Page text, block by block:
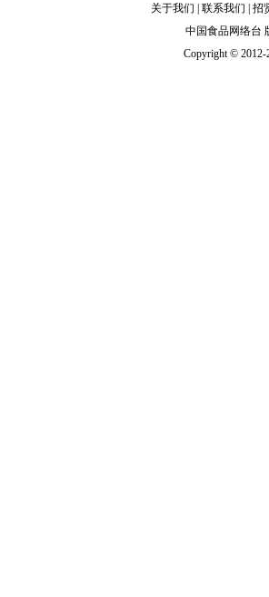
关于我们 | 联系我们 |
中国食品网络台
Copyright © 2012-